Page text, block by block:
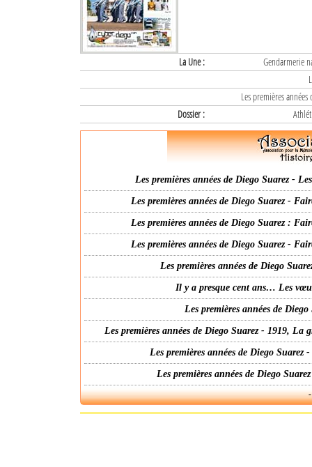
La Une :
Gendarmerie
Les premières
Dossier :
Les premières années de Diego Suarez -
Les premières années de Diego Suarez -
Les premières années de Diego Suarez :
Les premières années de Diego Suarez -
Les premières années de Diego
Il y a presque cent ans… Les
Les premières années de
Les premières années de Diego Suarez - 1919,
Les premières années de Diego
Les premières années de Diego